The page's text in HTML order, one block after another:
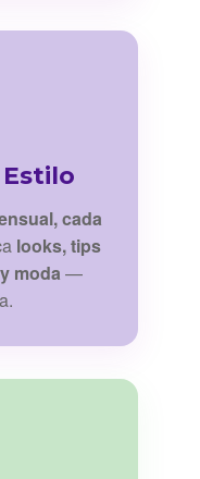
cada
looks, tips
moda—